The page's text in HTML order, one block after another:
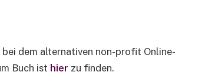
dem alternativen non-profit Online-
Buch ist hier zu finden.